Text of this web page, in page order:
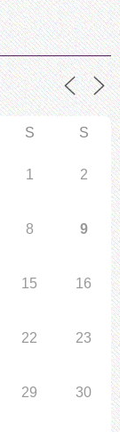
S S
1 2
8 9
15 16
22 23
29 30